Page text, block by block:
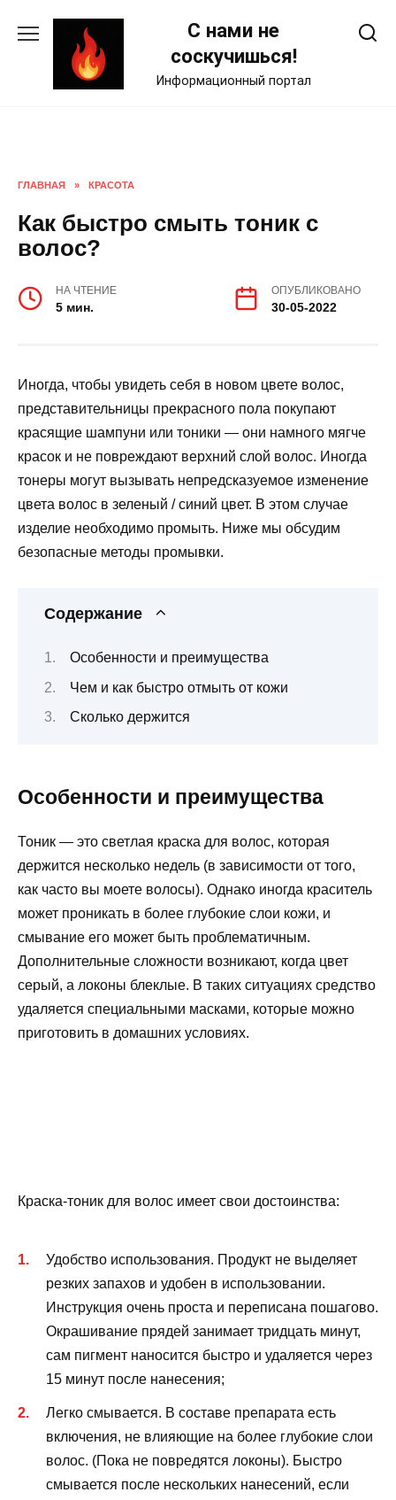
С нами не
соскучишься!
Информационный портал
ГЛАВНАЯ » КРАСОТА
Как быстро смыть тоник с
волос?
НА ЧТЕНИЕ
5 мин.
ОПУБЛИКОВАНО
30-05-2022
Иногда, чтобы увидеть себя в новом цвете волос,
представительницы прекрасного пола покупают
красящие шампуни или тоники — они намного мягче
красок и не повреждают верхний слой волос. Иногда
тонеры могут вызывать непредсказуемое изменение
цвета волос в зеленый / синий цвет. В этом случае
изделие необходимо промыть. Ниже мы обсудим
безопасные методы промывки.
Содержание
Особенности и преимущества
Чем и как быстро отмыть от кожи
Сколько держится
Особенности и преимущества
Тоник — это светлая краска для волос, которая
держится несколько недель (в зависимости от того,
как часто вы моете волосы). Однако иногда краситель
может проникать в более глубокие слои кожи, и
смывание его может быть проблематичным.
Дополнительные сложности возникают, когда цвет
серый, а локоны блеклые. В таких ситуациях средство
удаляется специальными масками, которые можно
приготовить в домашних условиях.
Краска-тоник для волос имеет свои достоинства:
Удобство использования. Продукт не выделяет
резких запахов и удобен в использовании.
Инструкция очень проста и переписана пошагово.
Окрашивание прядей занимает тридцать минут,
сам пигмент наносится быстро и удаляется через
15 минут после нанесения;
Легко смывается. В составе препарата есть
включения, не влияющие на более глубокие слои
волос. (Пока не повредятся локоны). Быстро
смывается после нескольких нанесений, если